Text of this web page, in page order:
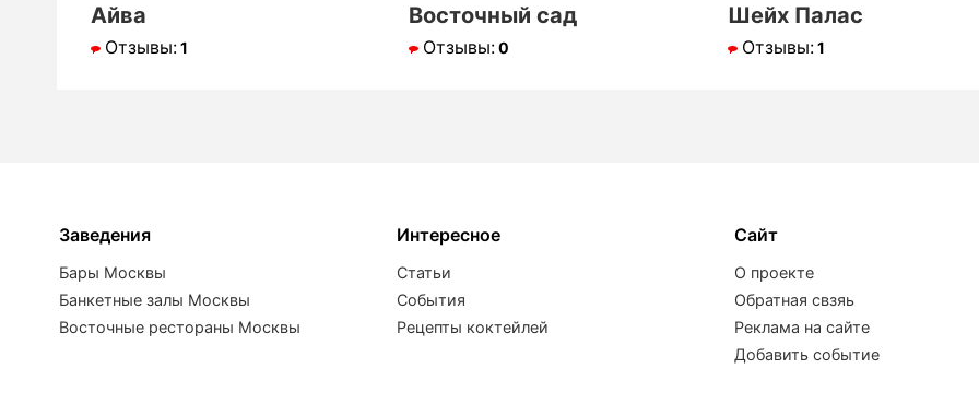
Айва
Отзывы:1
Восточный сад
Отзывы:0
Шейх Палас
Отзывы:1
Заведения
Бары Москвы
Банкетные залы Москвы
Восточные рестораны Москвы
Интересное
Статьи
События
Рецепты коктейлей
Сайт
О проекте
Обратная свзяь
Реклама на сайте
Добавить событие